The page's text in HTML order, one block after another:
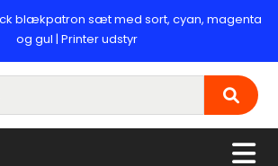
blækpatron sæt med sort, cyan, magenta
og gul | Printer udstyr